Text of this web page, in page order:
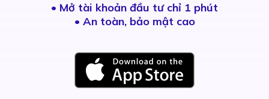
• Mở tài khoản đầu tư chỉ 1 phút
• An toàn, bảo mật cao